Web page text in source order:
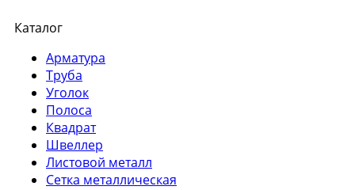
Каталог
Арматура
Труба
Уголок
Полоса
Квадрат
Швеллер
Листовой металл
Сетка металлическая